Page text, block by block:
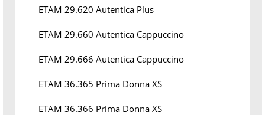
ETAM 29.620 Autentica Plus
ETAM 29.660 Autentica Cappuccino
ETAM 29.666 Autentica Cappuccino
ETAM 36.365 Prima Donna XS
ETAM 36.366 Prima Donna XS